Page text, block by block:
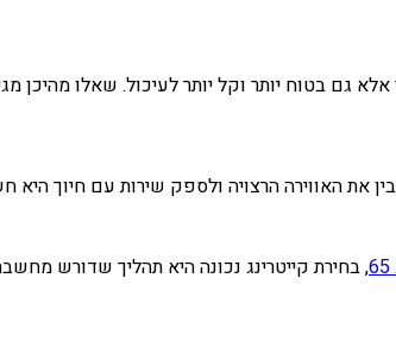
גם בטוח יותר וקל יותר לעיכול. שאלו
את האווירה הרצויה ולספק שירות עם חיוך
, בחירת קייטרינג נכונה היא תהליך שדורש